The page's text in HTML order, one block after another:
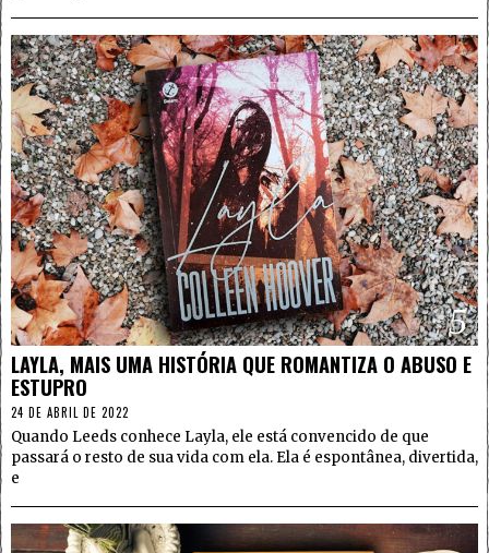
5
LAYLA, MAIS UMA HISTÓRIA QUE ROMANTIZA O ABUSO E
ESTUPRO
24 DE ABRIL DE 2022
Quando Leeds conhece Layla, ele está convencido de que
passará o resto de sua vida com ela. Ela é espontânea, divertida,
e